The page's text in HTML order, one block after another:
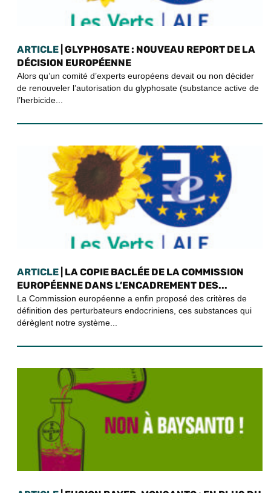
ARTICLE | GLYPHOSATE : NOUVEAU REPORT DE LA
DÉCISION EUROPÉENNE
Alors qu’un comité d’experts européens devait ou non décider
de renouveler l’autorisation du glyphosate (substance active de
l’herbicide...
ARTICLE | LA COPIE BACLÉE DE LA COMMISSION
EUROPÉENNE DANS L’ENCADREMENT DES...
La Commission européenne a enfin proposé des critères de
définition des perturbateurs endocriniens, ces substances qui
dérèglent notre système...